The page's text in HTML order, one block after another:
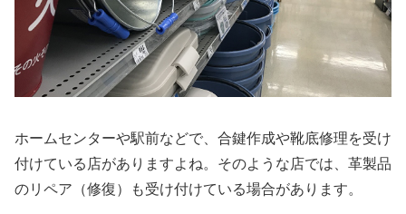
ホームセンターや駅前などで、合鍵作成や靴底修理を受け
付けている店がありますよね。そのような店では、革製品
のリペア（修復）も受け付けている場合があります。